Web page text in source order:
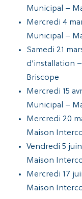
Municipal –
Mercredi 4
Municipal –
Samedi 21
d’installation
Briscope
Mercredi 15
Municipal –
Mercredi 20
Maison
Vendredi 5
Maison
Mercredi 17
Maison